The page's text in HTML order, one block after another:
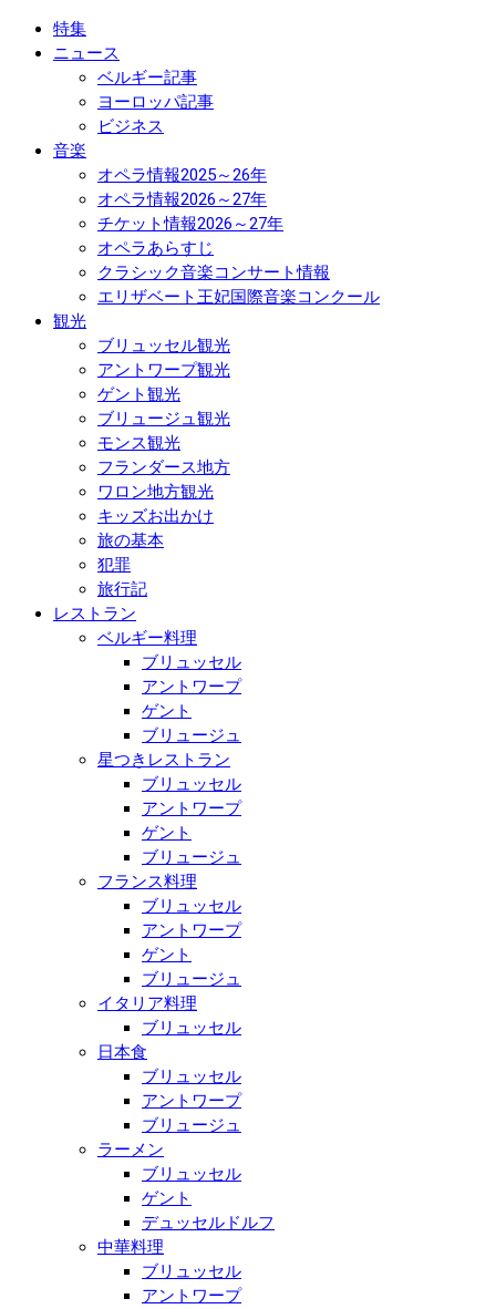
特集
ニュース
ベルギー記事
ヨーロッパ記事
ビジネス
音楽
オペラ情報2025～26年
オペラ情報2026～27年
チケット情報2026～27年
オペラあらすじ
クラシック音楽コンサート情報
エリザベート王妃国際音楽コンクール
観光
ブリュッセル観光
アントワープ観光
ゲント観光
ブリュージュ観光
モンス観光
フランダース地方
ワロン地方観光
キッズお出かけ
旅の基本
犯罪
旅行記
レストラン
ベルギー料理
ブリュッセル
アントワープ
ゲント
ブリュージュ
星つきレストラン
ブリュッセル
アントワープ
ゲント
ブリュージュ
フランス料理
ブリュッセル
アントワープ
ゲント
ブリュージュ
イタリア料理
ブリュッセル
日本食
ブリュッセル
アントワープ
ブリュージュ
ラーメン
ブリュッセル
ゲント
デュッセルドルフ
中華料理
ブリュッセル
アントワープ